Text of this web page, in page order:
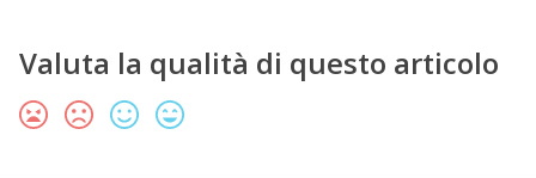
Valuta la qualità di questo articolo